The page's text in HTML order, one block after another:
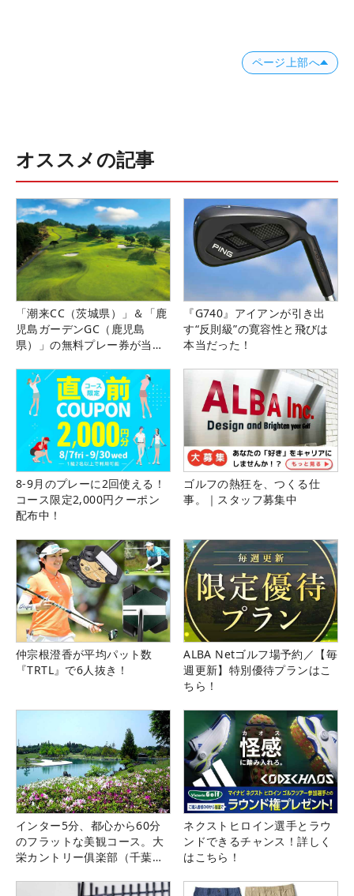
ページ上部へ
オススメの記事
「潮来CC（茨城県）」＆「鹿
児島ガーデンGC（鹿児島
県）」の無料プレー券が当た
『G740』アイアンが引き出
す“反則級”の寛容性と飛びは
本当だった！
8-9月のプレーに2回使える！
コース限定2,000円クーポン
配布中！
ゴルフの熱狂を、つくる仕
事。｜スタッフ募集中
仲宗根澄香が平均パット数
『TRTL』で6人抜き！
ALBA Netゴルフ場予約／【毎
週更新】特別優待プランはこ
ちら！
インター5分、都心から60分
のフラットな美観コース。大
栄カントリー俱楽部（千葉
ネクストヒロイン選手とラウ
ンドできるチャンス！詳しく
はこちら！